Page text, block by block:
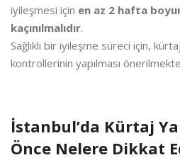
iyileşmesi için en az 2 hafta
kaçınılmalıdır.
Sağlıklı bir iyileşme süreci için,
kontrollerinin yapılması
İstanbul’da Kürtaj
Önce Nelere Dikkat